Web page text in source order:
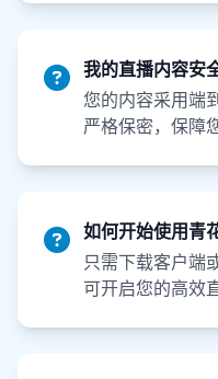
我的直播内容安
您的内容采用端
严格保密，保障
如何开始使用青
只需下载客户端
可开启您的高效